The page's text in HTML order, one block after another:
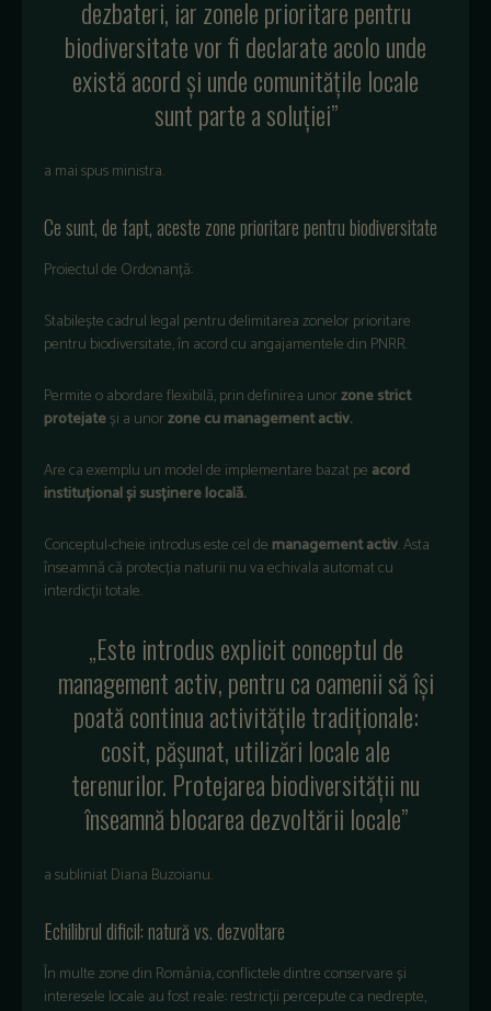
dezbateri, iar zonele prioritare pentru
biodiversitate vor fi declarate acolo unde
există acord și unde comunitățile locale
sunt parte a soluției”
a mai spus ministra.
Ce sunt, de fapt, aceste zone prioritare pentru biodiversitate
Proiectul de Ordonanță:
Stabilește cadrul legal pentru delimitarea zonelor prioritare
pentru biodiversitate, în acord cu angajamentele din PNRR.
Permite o abordare flexibilă, prin definirea unorzone strict
protejateși a unorzone cu management activ.
Are ca exemplu un model de implementare bazat pe acord
instituțional și susținere locală.
Conceptul-cheie introdus este cel de management activ. Asta
înseamnă că protecția naturii nu va echivala automat cu
interdicții totale.
„Este introdus explicit conceptul de
management activ, pentru ca oamenii să își
poată continua activitățile tradiționale:
cosit, pășunat, utilizări locale ale
terenurilor. Protejarea biodiversității nu
înseamnă blocarea dezvoltării locale”
a subliniat Diana Buzoianu.
Echilibrul dificil: natură vs. dezvoltare
În multe zone din România, conflictele dintre conservare și
interesele locale au fost reale: restricții percepute ca nedrepte,